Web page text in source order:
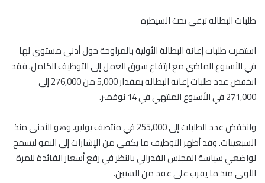
طلبات البطالة تبقى تحت السيطرة
استمرت طلبات إعانة البطالة الأولية بالمراوحة حول أدنى مستوى لها
في الأسبوع الماضي مع ارتفاع سوق العمل إلى التوظيف الكامل. فقد
انخفض عدد طلبات إعانة البطالة بمقدار 5,000 من 276,000 إلى
271,000 في الأسبوع المنتهي في 14 نوفمبر.
وانخفض عدد الطلبات إلى 255,000 في منتصف يوليو، وهو الأدنى منذ
السبعينات. وقد أظهر التوظيف ما يكفي من الإشارات إلى النمو ليسمح
لواضعي سياسة المجلس الفدرالي بالنظر في رفع أسعار الفائدة للمرة
الأولى منذ ما يقرب على عقد من السنين.